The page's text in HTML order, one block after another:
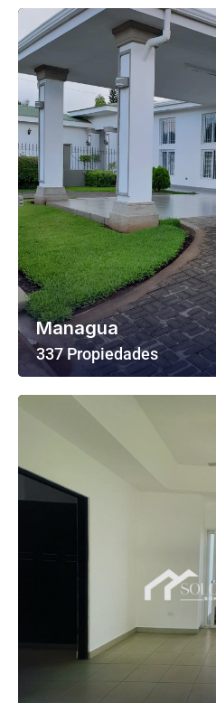
Managua
337 Propiedades
Ver Todas Las Propiedades